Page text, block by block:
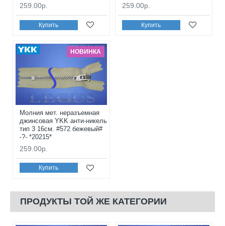
259.00р.
Купить
259.00р.
Купить
НОВИНКА
Молния мет. неразъемная
джинсовая YKK анти-никель
тип 3 16см. #572 бежевый#
-?- *20215*
259.00р.
Купить
ПРОДУКТЫ ТОЙ ЖЕ КАТЕГОРИИ